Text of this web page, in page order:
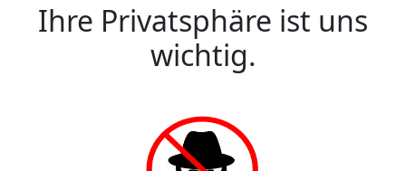
Ihre Privatsphäre ist uns
wichtig.